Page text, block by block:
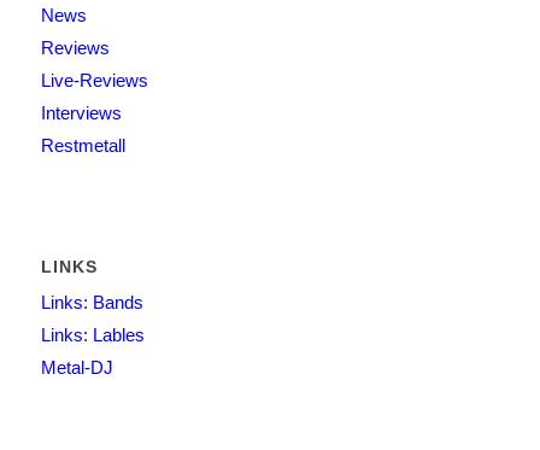
News
Reviews
Live-Reviews
Interviews
Restmetall
LINKS
Links: Bands
Links: Lables
Metal-DJ